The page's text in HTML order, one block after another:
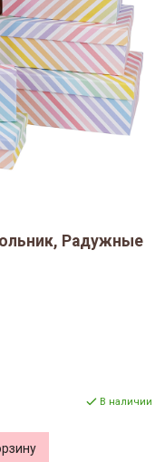
Радужные
В наличии